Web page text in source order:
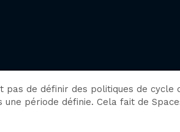
pas de définir des politiques de
période définie. Cela fait de